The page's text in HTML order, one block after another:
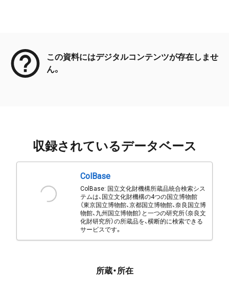
この資料にはデジタルコンテンツが存在しませ
ん。
収録されているデータベース
ColBase
ColBase: 国立文化財機構所蔵品統合検索シス
テムは、国立文化財機構の4つの国立博物館
（東京国立博物館、京都国立博物館、奈良国立博
物館、九州国立博物館）と一つの研究所（奈良文
化財研究所）の所蔵品を、横断的に検索できる
サービスです。
所蔵・所在